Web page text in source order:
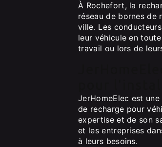
À Rochefort, la
réseau de bornes de
ville. Les
leur véhicule en
travail ou lors de
JerHomeElec est
de recharge pour
expertise et de son
et les entreprises
à leurs besoins.